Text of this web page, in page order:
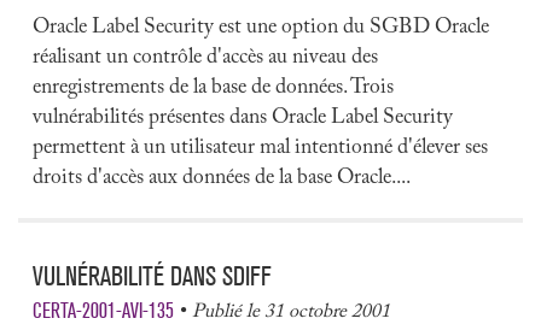
Oracle Label Security est une option du SGBD Oracle
réalisant un contrôle d'accès au niveau des
enregistrements de la base de données. Trois
vulnérabilités présentes dans Oracle Label Security
permettent à un utilisateur mal intentionné d'élever ses
droits d'accès aux données de la base Oracle....
VULNÉRABILITÉ DANS SDIFF
CERTA-2001-AVI-135 Publié le 31 octobre 2001